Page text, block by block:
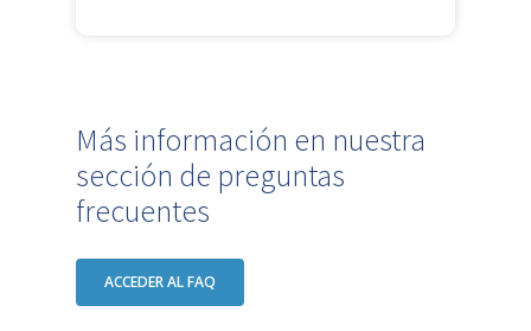
Más información en nuestra
sección de preguntas
frecuentes
ACCEDER AL FAQ